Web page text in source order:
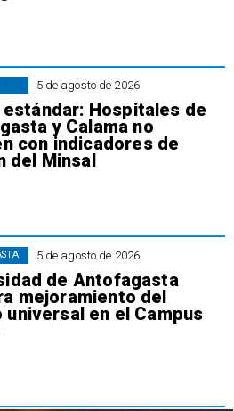
5 de agosto de 2026
estándar: Hospitales de
y Calama no
con indicadores de
del Minsal
5 de agosto de 2026
de Antofagasta
mejoramiento del
universal en el Campus